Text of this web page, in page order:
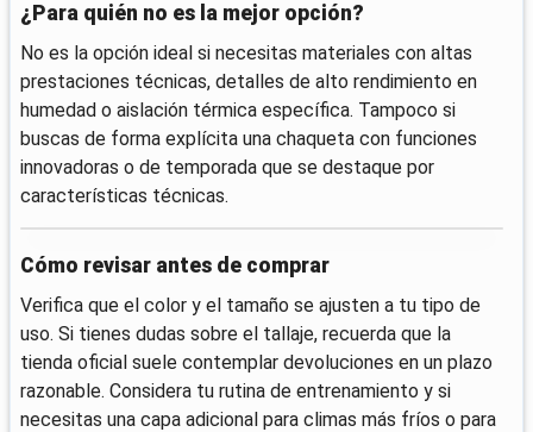
¿Para quién no es la mejor opción?
No es la opción ideal si necesitas materiales con altas
prestaciones técnicas, detalles de alto rendimiento en
humedad o aislación térmica específica. Tampoco si
buscas de forma explícita una chaqueta con funciones
innovadoras o de temporada que se destaque por
características técnicas.
Cómo revisar antes de comprar
Verifica que el color y el tamaño se ajusten a tu tipo de
uso. Si tienes dudas sobre el tallaje, recuerda que la
tienda oficial suele contemplar devoluciones en un plazo
razonable. Considera tu rutina de entrenamiento y si
necesitas una capa adicional para climas más fríos o para